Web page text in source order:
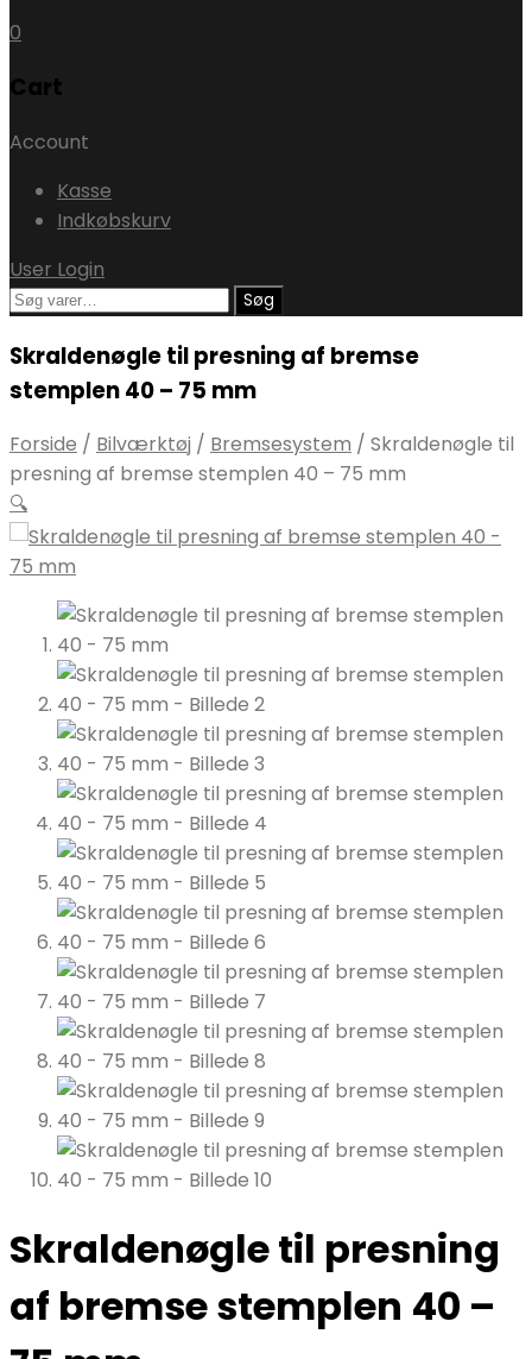
0
Cart
Account
Kasse
Indkøbskurv
User Login
Søg
Søg
Skraldenøgle til presning af bremse
stemplen 40 – 75 mm
Forside / Bilværktøj / Bremsesystem / Skraldenøgle til
presning af bremse stemplen 40 – 75 mm
🔍
Skraldenøgle til presning
af bremse stemplen 40 –